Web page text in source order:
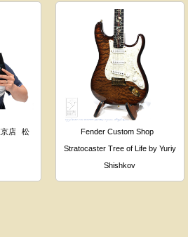
店
松
Fender Custom Shop
Stratocaster Tree of Life by Yuriy
Shishkov